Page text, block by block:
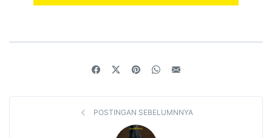
POSTINGAN SEBELUMNNYA